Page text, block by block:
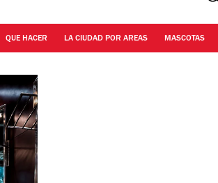
QUE HACER LA CIUDAD POR AREAS MASCOTAS